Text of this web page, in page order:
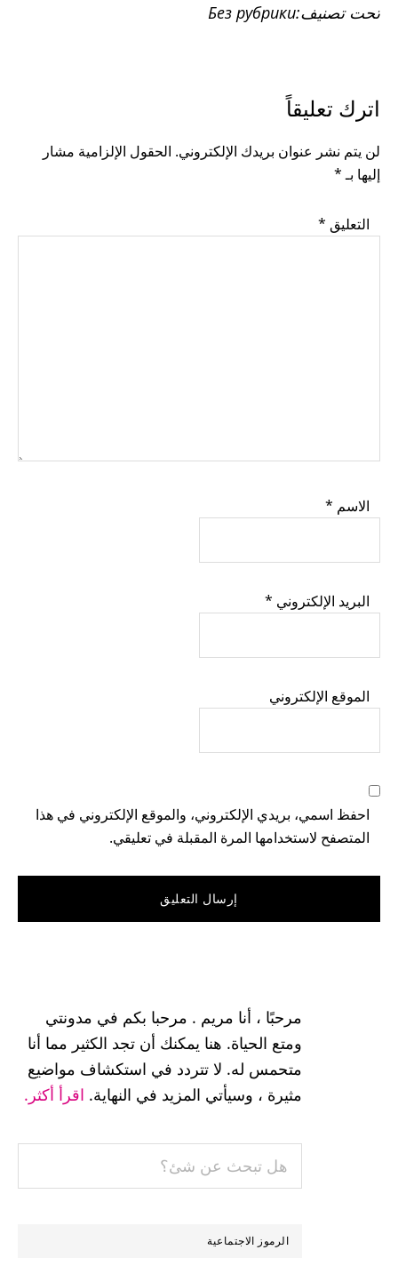
تحت تصنيف:Без рубрики
READER
INTERACTIONS
اترك تعليقاً
لن يتم نشر عنوان بريدك الإلكتروني. الحقول الإلزامية مشار
إليها بـ*
التعليق *
الاسم *
البريد الإلكتروني *
الموقع الإلكتروني
احفظ اسمي، بريدي الإلكتروني، والموقع الإلكتروني في هذا
المتصفح لاستخدامها المرة المقبلة في تعليقي.
الجانبية
الرئيسية
مرحبًا ، أنا مريم . مرحبا بكم في مدونتي
ومتع الحياة. هنا يمكنك أن تجد الكثير مما أنا
متحمس له. لا تتردد في استكشاف مواضيع
مثيرة ، وسيأتي المزيد في النهاية. اقرأ أكثر.
تبحث
شئ؟
الرموز الاجتماعية